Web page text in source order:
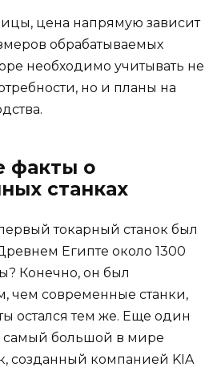
цена напрямую зависит
обрабатываемых
необходимо учитывать не
но и планы на
факты о
станках
токарный станок был
Египте около 1300
Конечно, он был
чем современные станки,
остался тем же. Еще один
самый большой в мире
созданный компанией KIA